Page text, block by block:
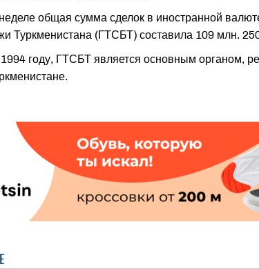
общая сумма сделок в иностранной
Туркменистана (ГТСБТ) составила 109 млн.
году, ГТСБТ является основным органом,